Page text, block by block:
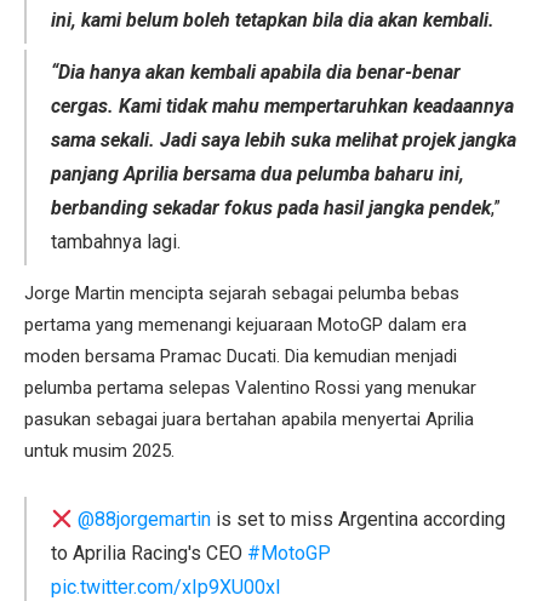
ini, kami belum boleh tetapkan bila dia akan kembali.
“Dia hanya akan kembali apabila dia benar-benar
cergas. Kami tidak mahu mempertaruhkan keadaannya
sama sekali. Jadi saya lebih suka melihat projek jangka
panjang Aprilia bersama dua pelumba baharu ini,
berbanding sekadar fokus pada hasil jangka pendek,”
tambahnya lagi.
Jorge Martin mencipta sejarah sebagai pelumba bebas
pertama yang memenangi kejuaraan MotoGP dalam era
moden bersama Pramac Ducati. Dia kemudian menjadi
pelumba pertama selepas Valentino Rossi yang menukar
pasukan sebagai juara bertahan apabila menyertai Aprilia
untuk musim 2025.
@88jorgemartin is set to miss Argentina according
to Aprilia Racing's CEO #MotoGP
pic.twitter.com/xIp9XU00xl